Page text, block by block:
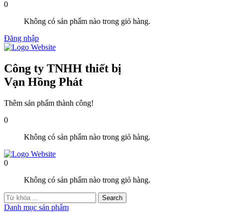
0
Không có sản phẩm nào trong giỏ hàng.
Đăng nhập
Công ty TNHH thiết bị
Vạn Hồng Phát
Thêm sản phẩm thành công!
0
Không có sản phẩm nào trong giỏ hàng.
0
Không có sản phẩm nào trong giỏ hàng.
Danh mục sản phẩm